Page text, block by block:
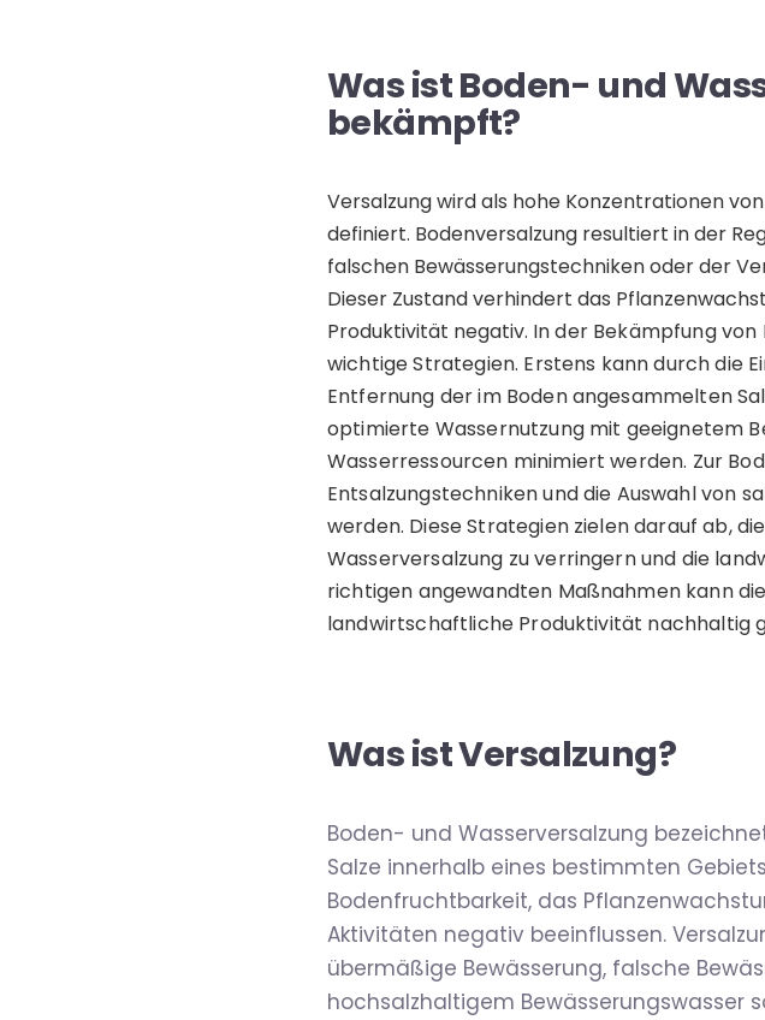
Was ist Boden- und
bekämpft?
Versalzung wird als hohe Konzentrationen
definiert. Bodenversalzung resultiert in der
falschen Bewässerungstechniken oder der
Dieser Zustand verhindert das
Produktivität negativ. In der Bekämpfung
wichtige Strategien. Erstens kann durch die
Entfernung der im Boden angesammelten
optimierte Wassernutzung mit geeignetem
Wasserressourcen minimiert werden. Zur
Entsalzungstechniken und die Auswahl von
werden. Diese Strategien zielen darauf ab,
Wasserversalzung zu verringern und die
richtigen angewandten Maßnahmen kann
landwirtschaftliche Produktivität nachhaltig
Was ist Versalzung?
Boden- und Wasserversalzung
Salze innerhalb eines bestimmten
Bodenfruchtbarkeit, das
Aktivitäten negativ beeinflussen.
übermäßige Bewässerung, falsche
hochsalzhaltigem Bewässerungswasser